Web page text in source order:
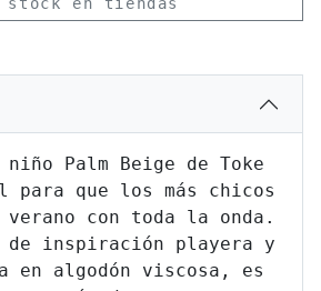
niño Palm Beige de Toke
para que los más chicos
con toda la onda.
de inspiración playera y
en algodón viscosa, es